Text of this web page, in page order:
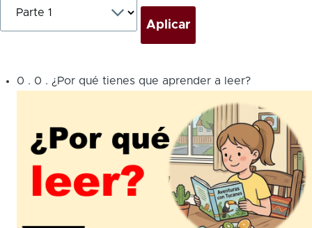
0 . 0 . ¿Por qué tienes que aprender a leer?